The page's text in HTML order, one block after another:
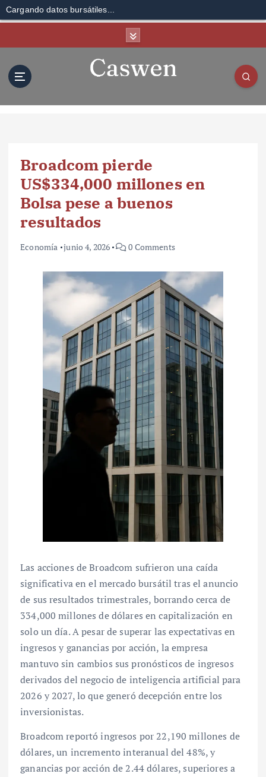
Cargando datos bursátiles...
Broadcom pierde
US$334,000 millones en
Bolsa pese a buenos
resultados
Economía junio 4, 2026 0 Comments
Las acciones de Broadcom sufrieron una caída
significativa en el mercado bursátil tras el anuncio
de sus resultados trimestrales, borrando cerca de
334,000 millones de dólares en capitalización en
solo un día. A pesar de superar las expectativas en
ingresos y ganancias por acción, la empresa
mantuvo sin cambios sus pronósticos de ingresos
derivados del negocio de inteligencia artificial para
2026 y 2027, lo que generó decepción entre los
inversionistas.
Broadcom reportó ingresos por 22,190 millones de
dólares, un incremento interanual del 48%, y
ganancias por acción de 2.44 dólares, superiores a